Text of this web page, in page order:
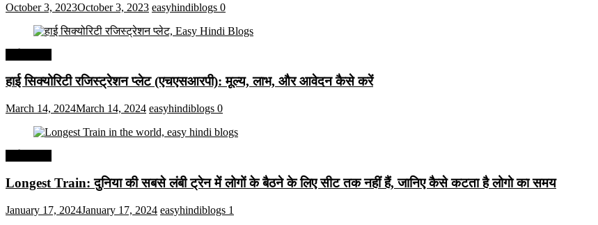
October 3, 2023October 3, 2023 easyhindiblogs 0
हाई सिक्योरिटी रजिस्ट्रेशन प्लेट (एचएसआरपी): मूल्य, लाभ, और आवेदन कैसे करें
March 14, 2024March 14, 2024 easyhindiblogs 0
Longest Train: दुनिया की सबसे लंबी ट्रेन में लोगों के बैठने के लिए सीट तक ​​नहीं हैं, जानिए कैसे कटता है लोगो का समय
January 17, 2024January 17, 2024 easyhindiblogs 1